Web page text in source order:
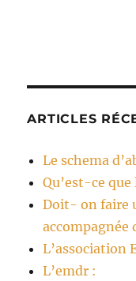
ARTICLES
Le schema
Qu’est-ce que
Doit- on faire
accompagnée
L’association
L’emdr :